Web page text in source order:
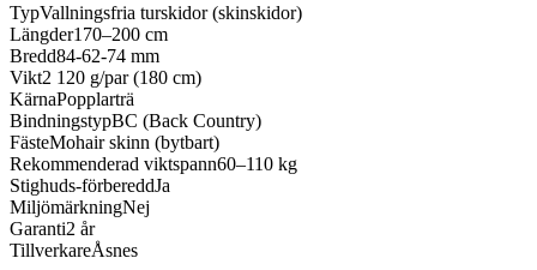
TypVallningsfria turskidor (skinskidor)
Längder170–200 cm
Bredd84-62-74 mm
Vikt2 120 g/par (180 cm)
KärnaPopplarträ
BindningstypBC (Back Country)
FästeMohair skinn (bytbart)
Rekommenderad viktspann60–110 kg
Stighuds-förbereddJa
MiljömärkningNej
Garanti2 år
TillverkareÅsnes